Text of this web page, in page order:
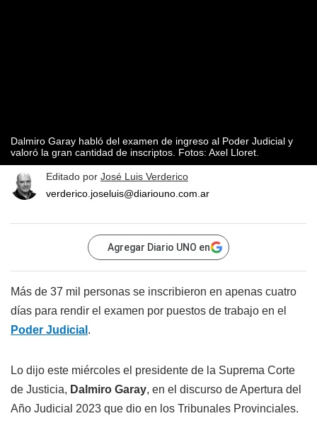
Dalmiro Garay habló del examen de ingreso al Poder Judicial y
valoró la gran cantidad de inscriptos. Fotos: Axel Lloret.
Editado por José Luis Verderico
verderico.joseluis@diariouno.com.ar
Agregar Diario UNO en
Más de 37 mil personas se inscribieron en apenas cuatro
días para rendir el examen por puestos de trabajo en el
Poder Judicial .
Lo dijo este miércoles el presidente de la Suprema Corte
de Justicia, Dalmiro Garay, en el discurso de Apertura del
Año Judicial 2023 que dio en los Tribunales Provinciales.